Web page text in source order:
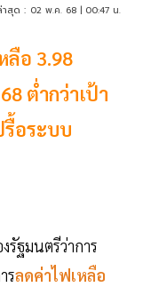
สุด : 02 พ.ค. 68 | 00:47 น.
ลือ 3.98
ต่ำกว่าเป้า
อระบบ
ฐมนตรีว่าการ
รลดค่าไฟเหลือ